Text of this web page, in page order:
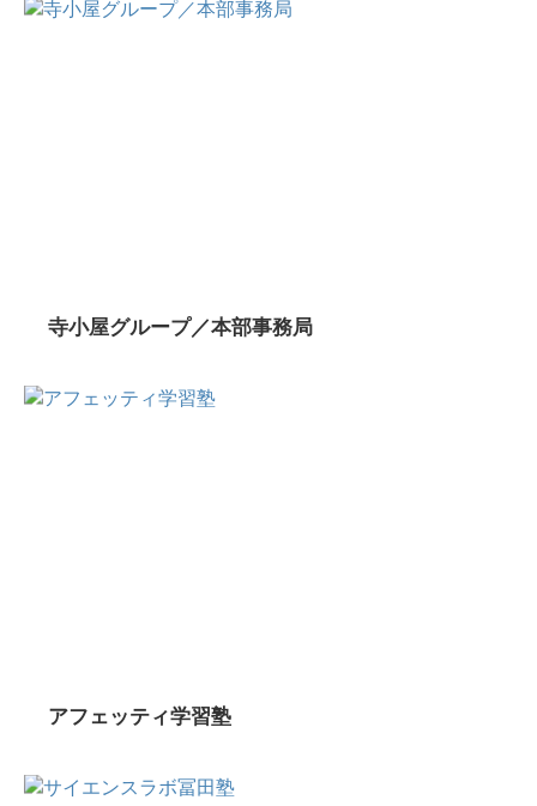
寺小屋グループ／本部事務局
アフェッティ学習塾